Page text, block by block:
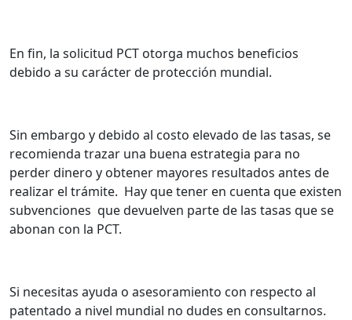
En fin, la solicitud PCT otorga muchos beneficios
debido a su carácter de protección mundial.
Sin embargo y debido al costo elevado de las tasas, se
recomienda trazar una buena estrategia para no
perder dinero y obtener mayores resultados antes de
realizar el trámite. Hay que tener en cuenta que existen
subvenciones que devuelven parte de las tasas que se
abonan con la PCT.
Si necesitas ayuda o asesoramiento con respecto al
patentado a nivel mundial no dudes en consultarnos.